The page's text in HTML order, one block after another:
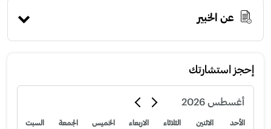
عن الخبير
إحجز استشارتك
أغسطس 2026
الأحد الاثنين الثلاثاء الاربعاء الخميس الجمعة السبت